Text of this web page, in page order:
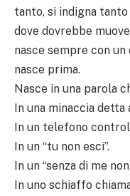
tanto, si indigna
dove dovrebbe
nasce sempre con
nasce prima.
Nasce in una parola
In una minaccia detta
In un telefono
In un “tu non esci”.
In un “senza di me
In uno schiaffo